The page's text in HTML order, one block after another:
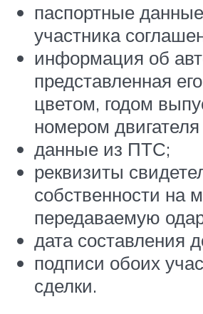
паспортные
участника
информация об
представленная
цветом, годом
номером двигателя
данные из ПТС;
реквизиты
собственности на
передаваемую
дата составления
подписи обоих
сделки.